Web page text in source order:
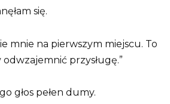
się.
mnie na pierwszym miejscu. To
odwzajemnić przysługę.”
głos pełen dumy.